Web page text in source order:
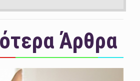
Άρθρα